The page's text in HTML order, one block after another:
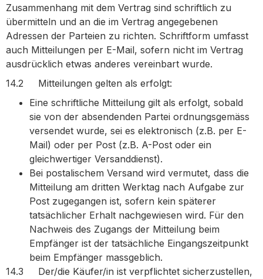
Zusammenhang mit dem Vertrag sind schriftlich zu
übermitteln und an die im Vertrag angegebenen
Adressen der Parteien zu richten. Schriftform umfasst
auch Mitteilungen per E-Mail, sofern nicht im Vertrag
ausdrücklich etwas anderes vereinbart wurde.
14.2 Mitteilungen gelten als erfolgt:
Eine schriftliche Mitteilung gilt als erfolgt, sobald
sie von der absendenden Partei ordnungsgemäss
versendet wurde, sei es elektronisch (z.B. per E-
Mail) oder per Post (z.B. A-Post oder ein
gleichwertiger Versanddienst).
Bei postalischem Versand wird vermutet, dass die
Mitteilung am dritten Werktag nach Aufgabe zur
Post zugegangen ist, sofern kein späterer
tatsächlicher Erhalt nachgewiesen wird. Für den
Nachweis des Zugangs der Mitteilung beim
Empfänger ist der tatsächliche Eingangszeitpunkt
beim Empfänger massgeblich.
14.3 Der/die Käufer/in ist verpflichtet sicherzustellen,